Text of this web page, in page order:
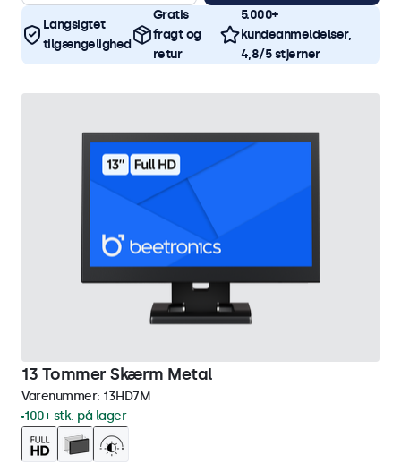
Langsigtet
tilgængelighed
Gratis
fragt og
retur
5.000+
kundeanmeldelser,
4,8/5 stjerner
13 Tommer Skærm Metal
Varenummer: 13HD7M
100+ stk. på lager